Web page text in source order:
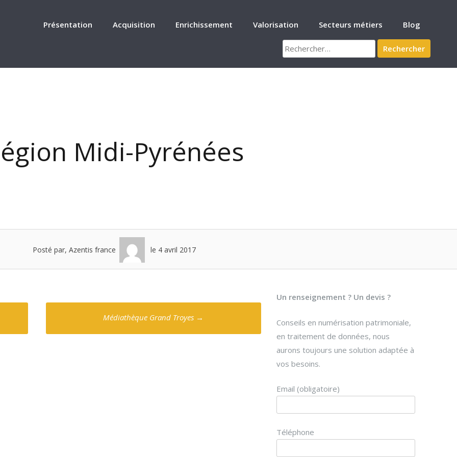
Présentation Acquisition Enrichissement Valorisation Secteurs métiers Blog
Rechercher :
Midi-Pyrénées
Posté par, Azentis france le 4 avril 2017
Médiathèque Grand Troyes →
Un renseignement ? Un devis ?
Conseils en numérisation patrimoniale,
en traitement de données, nous
aurons toujours une solution adaptée à
vos besoins.
Email (obligatoire)
Téléphone